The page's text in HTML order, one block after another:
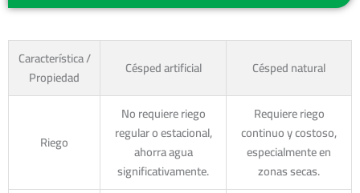
Característica /
Propiedad
Césped artificial Césped natural
Riego
No requiere riego
regular o estacional,
ahorra agua
significativamente.
Requiere riego
continuo y costoso,
especialmente en
zonas secas.